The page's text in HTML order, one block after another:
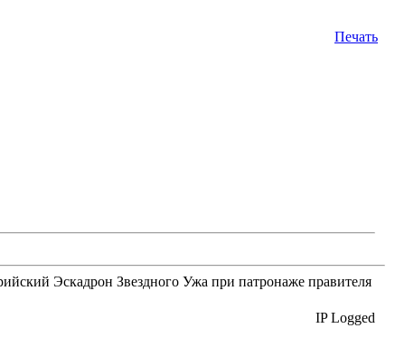
Печать
Эскадрон Звездного Ужа при патронаже правителя
IP Logged